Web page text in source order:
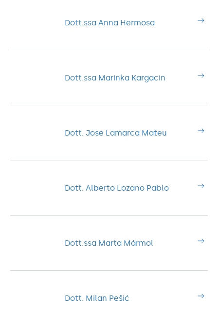
Dott.ssa Anna Hermosa
Dott.ssa Marinka Kargacin
Dott. Jose Lamarca Mateu
Dott. Alberto Lozano Pablo
Dott.ssa Marta Mármol
Dott. Milan Pešić